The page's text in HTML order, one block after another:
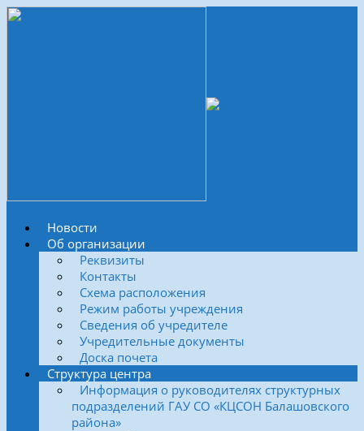
Новости
Об организации
Реквизиты
Контакты
Схема расположения
Режим работы учреждения
Сведения об учредителе
Учредительные документы
Доска почета
Структура центра
Информация о руководителях структурных
подразделений ГАУ СО «КЦСОН Балашовского
района»